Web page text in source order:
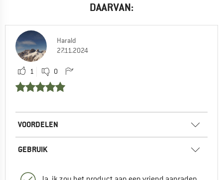
DAARVAN:
Harald
27.11.2024
1 0
VOORDELEN
GEBRUIK